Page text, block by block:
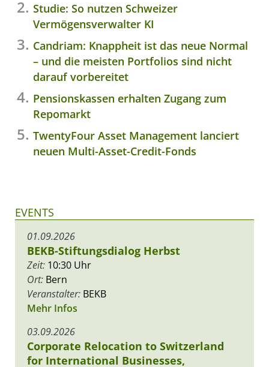
Studie: So nutzen Schweizer
Vermögensverwalter KI
Candriam: Knappheit ist das neue Normal
– und die meisten Portfolios sind nicht
darauf vorbereitet
Pensionskassen erhalten Zugang zum
Repomarkt
TwentyFour Asset Management lanciert
neuen Multi-Asset-Credit-Fonds
EVENTS
01.09.2026
BEKB-Stiftungsdialog Herbst
Zeit: 10:30 Uhr
Ort: Bern
Veranstalter: BEKB
Mehr Infos
03.09.2026
Corporate Relocation to Switzerland
for International Businesses,